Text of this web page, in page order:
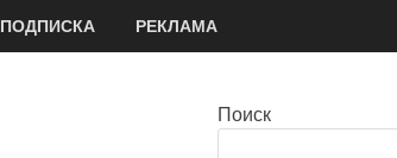
ПОДПИСКА РЕКЛАМА
Поиск